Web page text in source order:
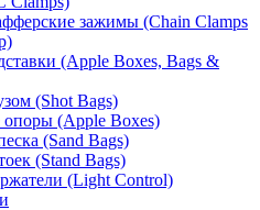
зажимы (Chain Clamps
(Apple Boxes, Bags &
(Shot Bags)
опоры (Apple Boxes)
(Sand Bags)
(Stand Bags)
(Light Control)